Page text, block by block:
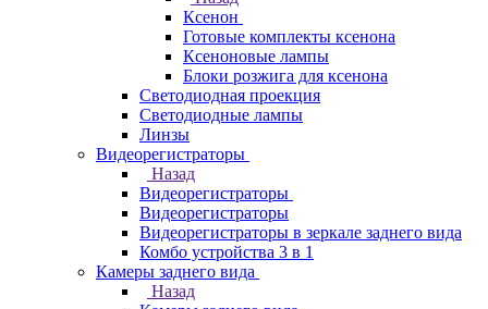
Ксенон
Готовые комплекты ксенона
Ксеноновые лампы
Блоки розжига для ксенона
Светодиодная проекция
Светодиодные лампы
Линзы
Видеорегистраторы
Назад
Видеорегистраторы
Видеорегистраторы
Видеорегистраторы в зеркале заднего вида
Комбо устройства 3 в 1
Камеры заднего вида
Назад